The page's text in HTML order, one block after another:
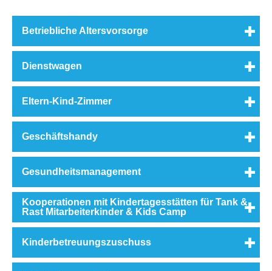
Betriebliche Altersvorsorge
Dienstwagen
Eltern-Kind-Zimmer
Geschäftshandy
Gesundheitsmanagement
Kooperationen mit Kindertagesstätten für Tank &
Rast Mitarbeiterkinder & Kids Camp
Kinderbetreuungszuschuss